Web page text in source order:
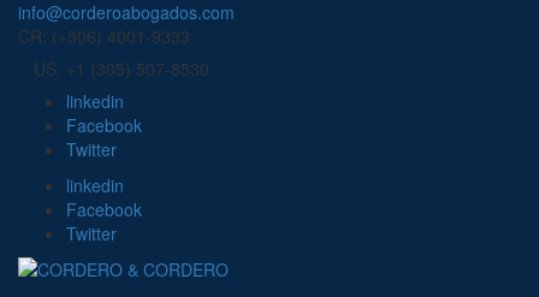
info@corderoabogados.com
CR: (+506) 4001-9333
US: +1 (305) 507-8530
linkedin
Facebook
Twitter
linkedin
Facebook
Twitter